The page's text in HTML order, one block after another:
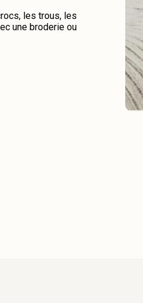
les trous, les
une broderie ou